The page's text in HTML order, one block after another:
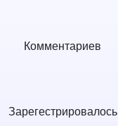
Комментариев
Зарегестрировалось